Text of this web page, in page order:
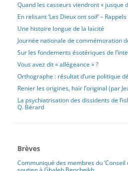
Quand les casseurs viendront « jusque
En relisant ‘Les Dieux ont soif’ –
Une histoire longue de la laïcité
Journée nationale de commémoration
Sur les fondements ésotériques de
Vous avez dit « allégeance » ?
Orthographe : résultat d’une politique
Renier les origines, haïr l’original (par
La psychiatrisation des dissidents de
Q. Bérard
Brèves
Communiqué des membres du ‘Conseil